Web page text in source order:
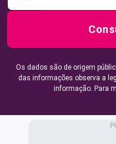
Os dados são de origem
das informações observa a
informação. Para